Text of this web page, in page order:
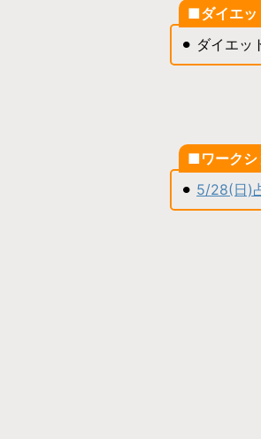
■ダイエ
⚫︎ ダイエ
■ワーク
⚫︎ 5/28(日)